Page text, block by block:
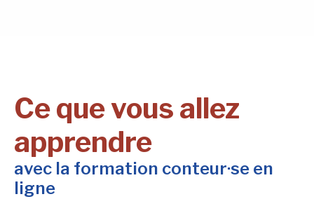
Ce que vous allez
apprendre
avec la formation conteur·se en
ligne